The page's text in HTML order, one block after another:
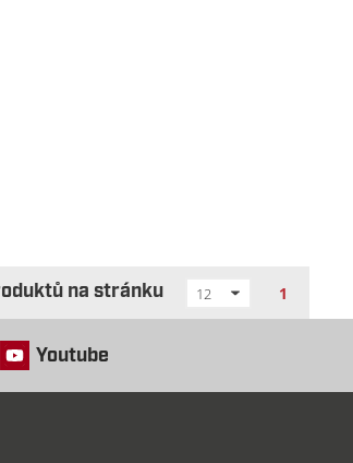
na stránku 12 1
Youtube